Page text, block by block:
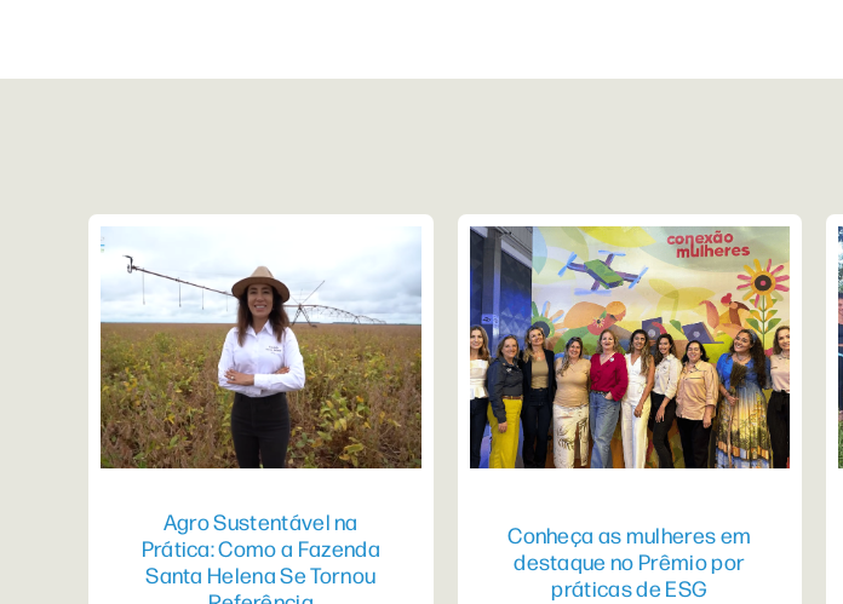
Agro Sustentável na
Prática: Como a Fazenda
Santa Helena Se Tornou
Conheça as mulheres em
destaque no Prêmio por
práticas de ESG